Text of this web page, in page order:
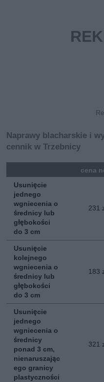
Naprawy blacharskie i
cennik w Trzebnicy
cena
Usunięcie
jednego
wgniecenia o
średnicy lub
głębokości
do 3 cm
231
Usunięcie
kolejnego
wgniecenia o
średnicy lub
głębokości
do 3 cm
183
Usunięcie
jednego
wgniecenia o
średnicy
ponad 3 cm,
nienaruszając
ego granicy
plastyczności
321